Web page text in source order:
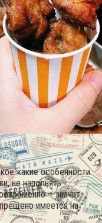
какие особенности
не наполнять
– значит
имеется на